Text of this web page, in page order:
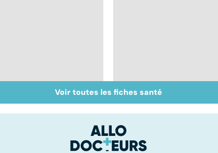
Gynéco : un suivi
pour la vie
À chacune sa
contraception !
Voir toutes les fiches santé